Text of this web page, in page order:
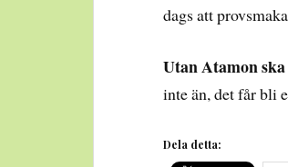
dags att
Utan Atamon
inte än, det får bli
Dela detta: